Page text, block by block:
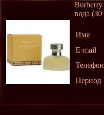
вода
Имя
E-mail
Телефон
Период